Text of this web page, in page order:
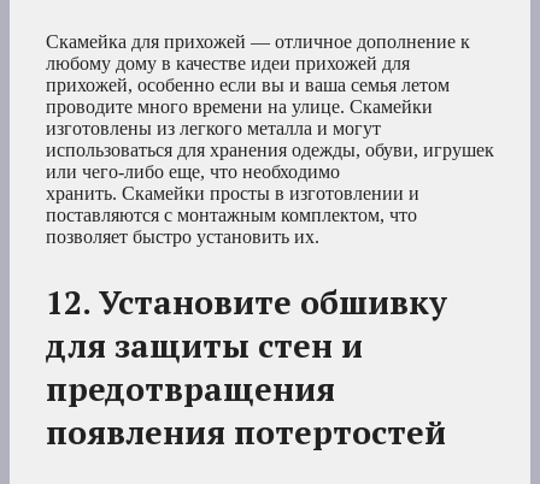
Скамейка для прихожей — отличное дополнение к
любому дому в качестве идеи прихожей для
прихожей, особенно если вы и ваша семья летом
проводите много времени на улице. Скамейки
изготовлены из легкого металла и могут
использоваться для хранения одежды, обуви, игрушек
или чего-либо еще, что необходимо
хранить. Скамейки просты в изготовлении и
поставляются с монтажным комплектом, что
позволяет быстро установить их.
12. Установите обшивку
для защиты стен и
предотвращения
появления потертостей